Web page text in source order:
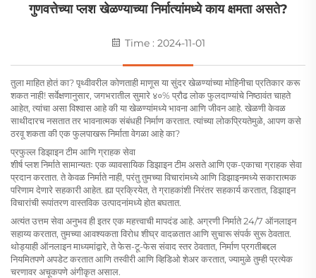
गुणवत्तेच्या प्लश खेळण्याच्या निर्मात्यांमध्ये काय क्षमता असते?
Time : 2024-11-01
तुला माहित होतं का? पृथ्वीवरील कोणताही माणूस या सुंदर खेळण्यांच्या मोहिनीचा प्रतिकार करू
शकत नाही! सर्वेक्षणानुसार, जगभरातील सुमारे ४०% प्रौढ लोक फुलदाण्यांचे निष्ठावंत चाहते
आहेत, त्यांचा असा विश्वास आहे की या खेळण्यांमध्ये भावना आणि जीवन आहे. खेळणी केवळ
साथीदारच नसतात तर भावनात्मक संबंधही निर्माण करतात. त्यांच्या लोकप्रियतेमुळे, आपण कसे
ठरवू शकता की एक फुलपाखरू निर्माता वेगळा आहे का?
प्रफुल्ल डिझाइन टीम आणि ग्राहक सेवा
शीर्ष प्लश निर्माते सामान्यतः एक व्यावसायिक डिझाइन टीम असते आणि एक-एकाचा ग्राहक सेवा
प्रदान करतात. ते केवळ निर्माते नाही, परंतु तुमच्या विचारांमध्ये आणि डिझाइनमध्ये सकारात्मक
परिणाम देणारे सहकारी आहेत. ह्या प्रक्रियेत, ते ग्राहकांशी निरंतर सहकार्य करतात, डिझाइन
विचारांची रूपांतरण वास्तविक उत्पादनांमध्ये होत बघतात.
अत्यंत उत्तम सेवा अनुभव ही इतर एक महत्त्वाची मापदंड आहे. अग्रणी निर्माते 24/7 ऑनलाइन
सहाय्य करतात, तुमच्या आवश्यकता विरोध शीघ्र वादळतात आणि सुचारू संपर्क सुरू ठेवतात.
थोड्याही ऑनलाइन माध्यमांद्वारे, ते फेस-टू-फेस संवाद स्तर ठेवतात, निर्माण प्रगतीबद्दल
नियमितपणे अपडेट करतात आणि तस्वीरी आणि व्हिडिओ शेअर करतात, ज्यामुळे तुम्ही प्रत्येक
चरणावर अचूकपणे अंगीकृत असाल.